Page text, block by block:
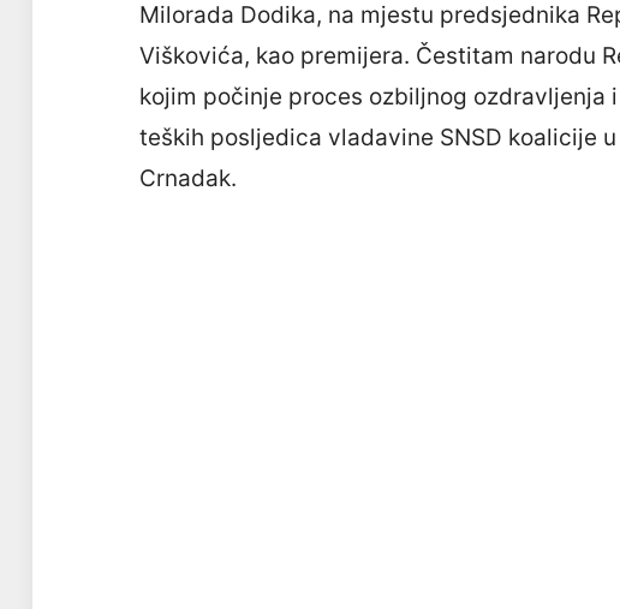
Milorada Dodika, na mjestu predsjednika
Viškovića, kao premijera. Čestitam narodu
kojim počinje proces ozbiljnog ozdravljenja
teških posljedica vladavine SNSD koalicije
Crnadak.